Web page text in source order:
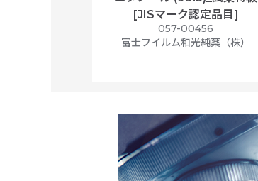
[JISマーク認定品目]
057-00456
富士フイルム和光純薬（株）